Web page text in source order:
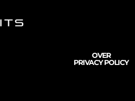
OVER
PRIVACY POLICY